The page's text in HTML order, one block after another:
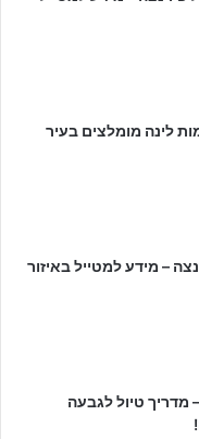
לינה מומלצים בעיר
– מידע למטייל באיזור
מדריך טיול לגבעה